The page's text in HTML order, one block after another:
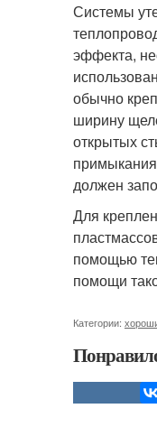
Системы
эффекта,
обычно
ширину
открытых
должен
Для
помощью
помощи
Категории: